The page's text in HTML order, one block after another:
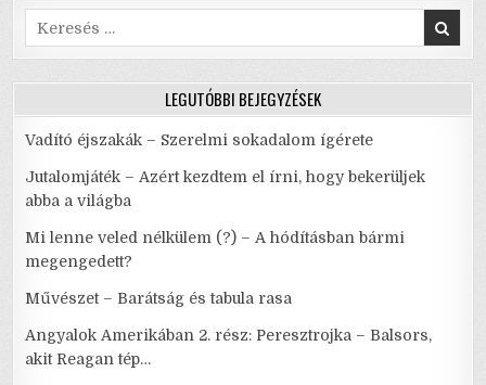
Search
for:
LEGUTÓBBI BEJEGYZÉSEK
Vadító éjszakák – Szerelmi sokadalom ígérete
Jutalomjáték – Azért kezdtem el írni, hogy bekerüljek
abba a világba
Mi lenne veled nélkülem (?) – A hódításban bármi
megengedett?
Művészet – Barátság és tabula rasa
Angyalok Amerikában 2. rész: Peresztrojka – Balsors,
akit Reagan tép…